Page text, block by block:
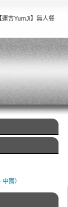
吉YumJi】無人餐
國）